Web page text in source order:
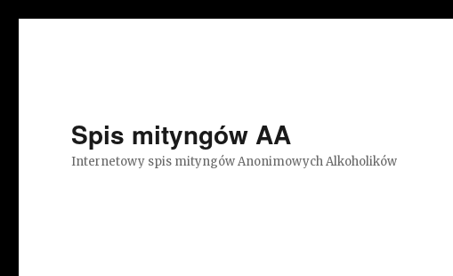
Spis mityngów AA
Internetowy spis mityngów Anonimowych Alkoholików